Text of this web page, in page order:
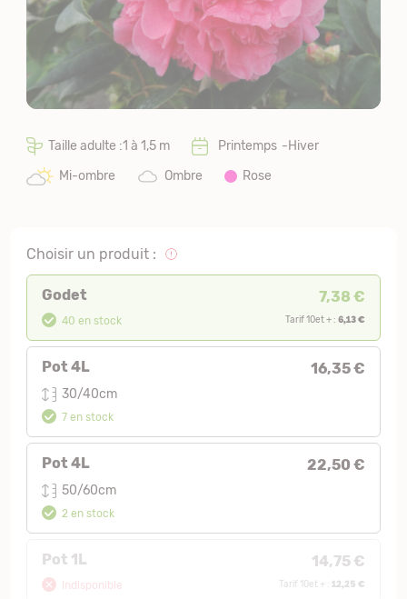
Taille adulte :1 à 1,5 m Printemps
Hiver
Mi-ombre
Ombre Rose
Choisir un produit :
Godet 7,38 €
40 en stock Tarif 10et + :6,13 €
Pot 4L 16,35 €
30/40cm
7 en stock
Pot 4L 22,50 €
50/60cm
2 en stock
Pot 1L 14,75 €
Indisponible Tarif 10et + :12,25 €